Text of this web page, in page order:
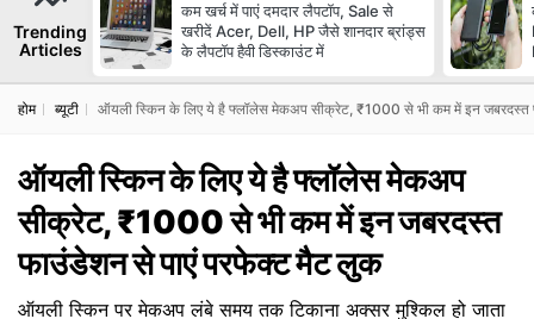
Trending
Articles
कम खर्च में पाएं दमदार लैपटॉप, Sale से
खरीदें Acer, Dell, HP जैसे शानदार ब्रांड्स
के लैपटॉप हैवी डिस्काउंट में
होम ब्‍यूटी ऑयली स्किन के लिए ये है फ्लॉलेस मेकअप सीक्रेट, ₹1000 से भी कम में इन
ऑयली स्किन के लिए ये है फ्लॉलेस मेकअप
सीक्रेट, ₹1000 से भी कम में इन जबरदस्त
फाउंडेशन से पाएं परफेक्ट मैट लुक
ऑयली स्किन पर मेकअप लंबे समय तक टिकाना अक्सर मुश्किल हो जाता